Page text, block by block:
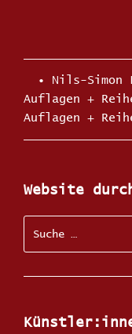
Kategorien
• Nils-Simon
Auflagen +
Auflagen +
Website